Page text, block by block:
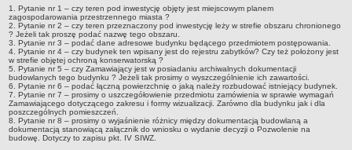
DOM POMOCY SPOŁECZNEJ W MGOSZCZU
Klauzula informacyjna
STATUT
Dane kontaktowe
Informacja wyznaczenie Inspektora Danych Osobowych
Raport o stanie zapewnienia dostępności
Elektroniczna Skrzynka Podawcza
ZESPÓŁ OPIEKI ZDROWOTNEJ
1. Pytanie nr 1 – czy teren pod inwestycję objęty jest miejscowym planem
zagospodarowania przestrzennego miasta ?
2. Pytanie nr 2 – czy teren przeznaczony pod inwestycję leży w strefie obszaru chronionego
? Jeżeli tak proszę podać nazwę tego obszaru.
3. Pytanie nr 3 – podać dane adresowe budynku będącego przedmiotem postępowania.
4. Pytanie nr 4 – czy budynek ten wpisany jest do rejestru zabytków? Czy też położony jest
w strefie objętej ochroną konserwatorską ?
5. Pytanie nr 5 – czy Zamawiający jest w posiadaniu archiwalnych dokumentacji
budowlanych tego budynku ? Jeżeli tak prosimy o wyszczególnienie ich zawartości.
6. Pytanie nr 6 – podać łączną powierzchnię o jaką należy rozbudować istniejący budynek.
7. Pytanie nr 7 – prosimy o uszczegółowienie przedmiotu zamówienia w sprawie wymagań
Zamawiającego dotyczącego zakresu i formy wizualizacji. Zarówno dla budynku jak i dla
poszczególnych pomieszczeń.
8. Pytanie nr 8 – prosimy o wyjaśnienie różnicy między dokumentacją budowlaną a
dokumentacją stanowiącą załącznik do wniosku o wydanie decyzji o Pozwolenie na
budowę. Dotyczy to zapisu pkt. IV SIWZ.